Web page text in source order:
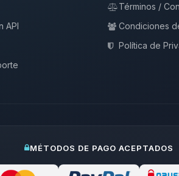
API
Términos /
Condiciones
Política de
MÉTODOS DE PAGO ACEPTADOS